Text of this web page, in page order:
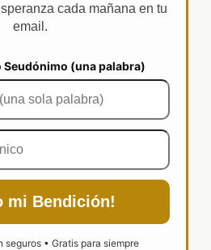
cada mañana en tu
email.
Seudónimo (una palabra)
mi Bendición!
seguros • Gratis para siempre